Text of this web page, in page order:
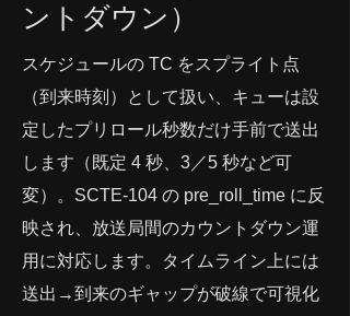
ントダウン）
スケジュールの TC をスプライト点
（到来時刻）として扱い、キューは設
定したプリロール秒数だけ手前で送出
します（既定 4 秒、3／5 秒など可
変）。SCTE-104 の pre_roll_time に反
映され、放送局間のカウントダウン運
用に対応します。タイムライン上には
送出→到来のギャップが破線で可視化